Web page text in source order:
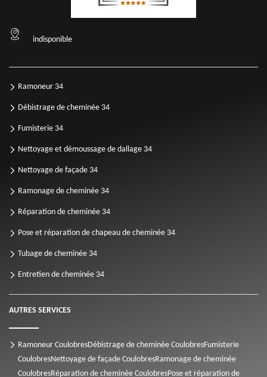
indisponible
Ramoneur 34
Débistrage de cheminée 34
Fumisterie 34
Nettoyage et démoussage de dallage 34
Nettoyage de façade 34
Ramonage de cheminée 34
Réparation de cheminée 34
Pose et réparation de chapeau de cheminée 34
Tubage de cheminée 34
Entretien de cheminée 34
AUTRES SERVICES
Ramoneur CoulobresDébistrage de cheminée CoulobresFumisterie
CoulobresNettoyage de façade CoulobresRamonage de cheminée
CoulobresRéparation de cheminée CoulobresPose et réparation de